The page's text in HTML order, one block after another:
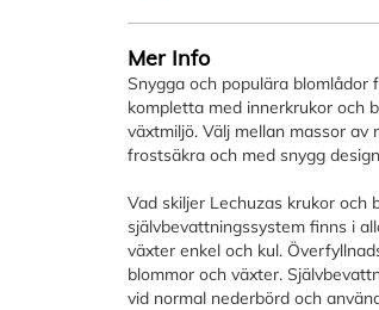
Mer Info
Snygga och populära
kompletta med innerkrukor och
växtmiljö. Välj mellan massor
frostsäkra och med snygg
Vad skiljer Lechuzas krukor och
självbevattningssystem finns i
växter enkel och kul.
blommor och växter.
vid normal nederbörd och